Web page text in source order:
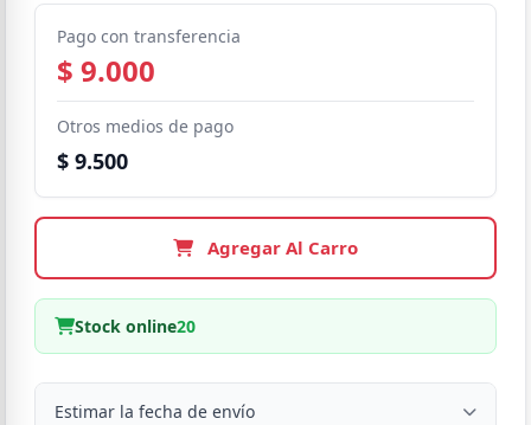
Pago con transferencia
$ 9.000
Otros medios de pago
$ 9.500
Agregar Al Carro
Stock online20
Estimar la fecha de envío